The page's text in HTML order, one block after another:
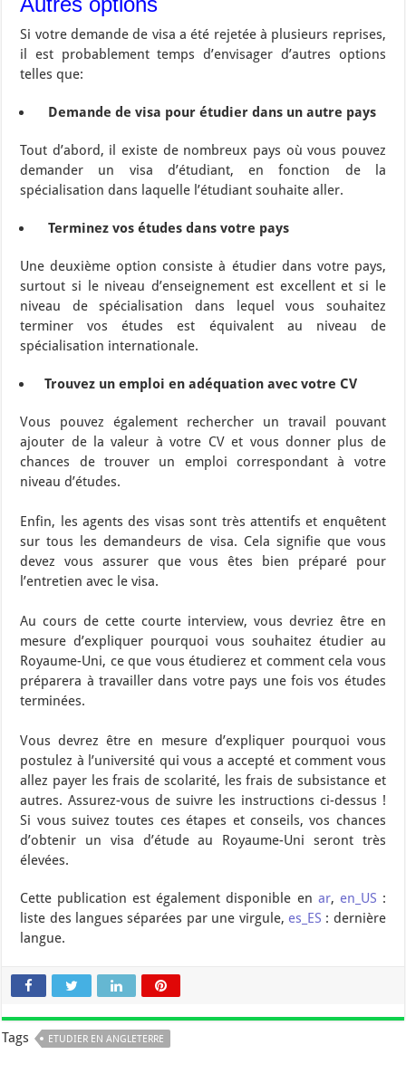
Si votre demande de visa a été rejetée à plusieurs reprises,
il est probablement temps d’envisager d’autres options
telles que:
Demande de visa pour étudier dans un autre pays
Tout d’abord, il existe de nombreux pays où vous pouvez
demander un visa d’étudiant, en fonction de la
spécialisation dans laquelle l’étudiant souhaite aller.
Terminez vos études dans votre pays
Une deuxième option consiste à étudier dans votre pays,
surtout si le niveau d’enseignement est excellent et si le
niveau de spécialisation dans lequel vous souhaitez
terminer vos études est équivalent au niveau de
spécialisation internationale.
Trouvez un emploi en adéquation avec votre CV
Vous pouvez également rechercher un travail pouvant
ajouter de la valeur à votre CV et vous donner plus de
chances de trouver un emploi correspondant à votre
niveau d’études.
Enfin, les agents des visas sont très attentifs et enquêtent
sur tous les demandeurs de visa. Cela signifie que vous
devez vous assurer que vous êtes bien préparé pour
l’entretien avec le visa.
Au cours de cette courte interview, vous devriez être en
mesure d’expliquer pourquoi vous souhaitez étudier au
Royaume-Uni, ce que vous étudierez et comment cela vous
préparera à travailler dans votre pays une fois vos études
terminées.
Vous devrez être en mesure d’expliquer pourquoi vous
postulez à l’université qui vous a accepté et comment vous
allez payer les frais de scolarité, les frais de subsistance et
autres. Assurez-vous de suivre les instructions ci-dessus !
Si vous suivez toutes ces étapes et conseils, vos chances
d’obtenir un visa d’étude au Royaume-Uni seront très
élevées.
Cette publication est également disponible en ar, en_US :
liste des langues séparées par une virgule, es_ES : dernière
langue.
Tags ETUDIER EN ANGLETERRE